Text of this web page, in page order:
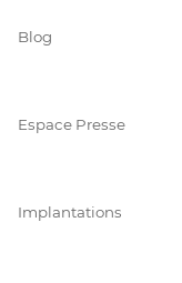
Blog
Espace Presse
Implantations